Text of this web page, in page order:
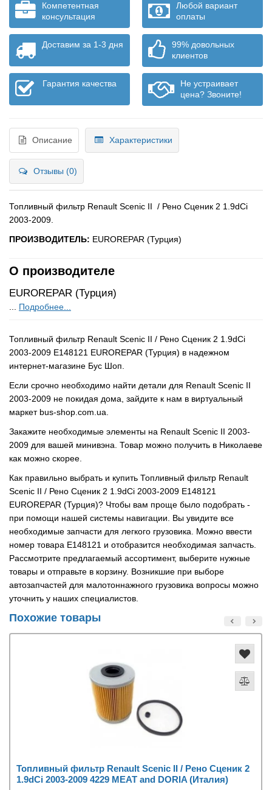
Компетентная
консультация
Любой вариант
оплаты
Доставим за 1-3 дня
99% довольных
клиентов
Гарантия качества
Не устраивает
цена? Звоните!
Описание Характеристики
Отзывы (0)
Топливный фильтр Renault Scenic II / Рено Сценик 2 1.9dCi
2003-2009.
ПРОИЗВОДИТЕЛЬ: EUROREPAR (Турция)
О производителе
EUROREPAR (Турция)
Подробнее...
Топливный фильтр Renault Scenic II / Рено Сценик 2 1.9dCi
2003-2009 E148121 EUROREPAR (Турция) в надежном
интернет-магазине Бус Шоп.
Если срочно необходимо найти детали для Renault Scenic II
2003-2009 не покидая дома, зайдите к нам в виртуальный
маркет bus-shop.com.ua.
Закажите необходимые элементы на Renault Scenic II 2003-
2009 для вашей минивэна. Товар можно получить в Николаеве
как можно скорее.
Как правильно выбрать и купить Топливный фильтр Renault
Scenic II / Рено Сценик 2 1.9dCi 2003-2009 E148121
EUROREPAR (Турция)? Чтобы вам проще было подобрать -
при помощи нашей системы навигации. Вы увидите все
необходимые запчасти для легкого грузовика. Можно ввести
номер товара E148121 и отобразится необходимая запчасть.
Рассмотрите предлагаемый ассортимент, выберите нужные
товары и отправьте в корзину. Возникшие при выборе
автозапчастей для малотоннажного грузовика вопросы можно
уточнить у наших специалистов.
Похожие товары
Топливный фильтр Renault Scenic II / Рено Сценик 2
1.9dCi 2003-2009 4229 MEAT and DORIA (Италия)